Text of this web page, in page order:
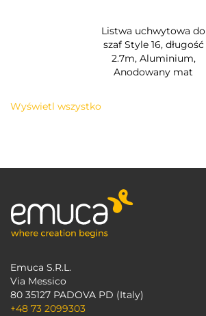
Listwa uchwytowa do
szaf Style 16, długość
2.7m, Aluminium,
Anodowany mat
Wyświetl wszystko
Emuca S.R.L.
Via Messico
80 35127 PADOVA PD (Italy)
+48 73 2099303